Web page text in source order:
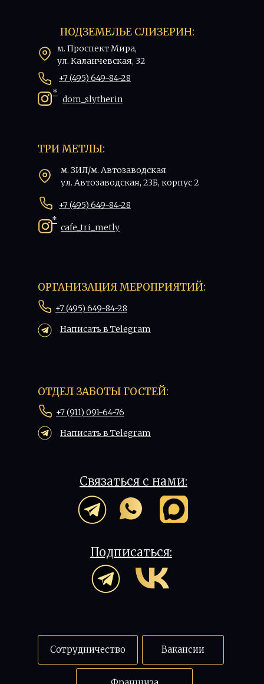
Связаться с нами:
Подписаться:
ОРГАНИЗАЦИЯ МЕРОПРИЯТИЙ:
ОТДЕЛ ЗАБОТЫ ГОСТЕЙ:
+7 (495) 649-84-28
+7 (911) 091-64-76
ПОДЗЕМЕЛЬЕ СЛИЗЕРИН:
м. Проспект Мира,
ул. Каланчевская, 32
Сотрудничество
Написать в Telegram
Написать в Telegram
ТРИ МЕТЛЫ:
м. ЗИЛ/м. Автозаводская
ул. Автозаводская, 23Б, корпус 2
*
*
cafe_tri_metly
dom_slytherin
Вакансии
+7 (495) 649-84-28
+7 (495) 649-84-28